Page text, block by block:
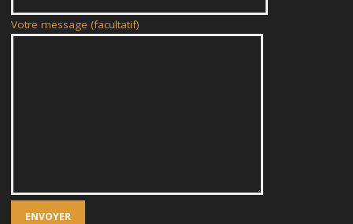
Votre message (facultatif)